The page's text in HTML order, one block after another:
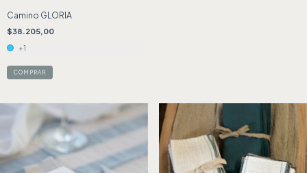
Camino GLORIA
$38.205,00
+1
COMPRAR